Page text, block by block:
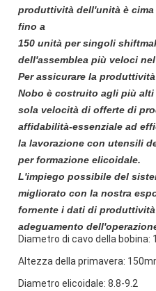
produttività dell'unità è
fino a
150 unità per singoli
dell'assemblea più veloci
Per assicurare la
Nobo è costruito agli più
sola velocità di offerte di
affidabilità-essenziale ad
la lavorazione con utensili
per formazione elicoidale.
L'impiego possibile del
migliorato con la nostra
fornente i dati di
adeguamento
Diametro di cavo della bobina:
Altezza della primavera:
Diametro elicoidale: 8.8-9.2